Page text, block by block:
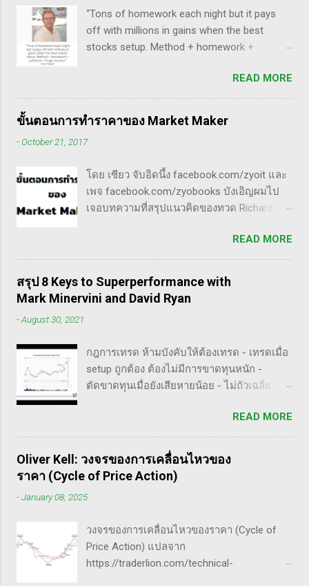
แถมพูดถึงเรื่อง swing trade ด้วย จึงอดสนใจไม่
ได้ครับ คลิปนี้นะ...
ตเวฟจะศักดิ์สิทธิ์เมื่อเอามาใช้ร่วมกับวอลุ่ม ใน
คลิปนี้เธอจัดเต็มเรื่องของ gap ซึ่งถือว่าครบ
เครื่องเอามากๆ ทฤษฎี gap ที่เกี่ยวข้องกับเวฟ มี
สัญญาณการเก็บหุ้นของเจ้ามือที่หวงของ เพราะ
เขาจะตบขึ้น/ลงเพื่อให้เม่าคายหุ้นคืน ยิ่งมีเยอะ
ยิ่งน่าสนใจ gap ประเภทนี้มักจะมีการลงมาปิด
ตบลง เป็นรูปแบบเวฟ complex ประเภท
double three Breakaway gap เป็นการกระโดด
ข้ามเวฟสอง...
“Tons of homework each night but it pays
off with millions in gains when the best
stocks setup. Method + homework +
แดน แซงเจอร์ บอกว่า.. “การทำการบ้านอย่าง
หนักทุกคืน จะให้ผลตอบแทนเป็นผลกำไร
มหาศาลเป็นล้านๆ เมื่อรวมวิธีการที่พิสูจน์ได้
ข้อมูลของหุ้นต่างๆ ทุกวัน ไม่ว่าจะเป็นการ
ติดตามข่าวสาร การวิเคราะห์ทางเทคนิคหรือ
ปัจจัยพื้นฐาน การสแกนหุ้นที่มีศักยภาพเป็นผู้
วิเคราะห์นี้จะช่วยให้คุณสามารถเข้าใจตลาด
และรู้จักจังหวะที่เหมาะสมในการเข้าเทรด . -
วิธีการที่พิสูจน์แล้วว่าทำเงินได้จริงและทำซ้ำได้
ตลอด (Method): การมีระบบหรือกลยุทธ์ที่
สามารถปรับใช้ได้เมื่อตลาดมีการเปลี่ยนแปลง .
- ความอดทน (Patience): การรอคอยและไม่รีบ
ร้อนถือเป็นคุณสมบัติที่สำคัญในนักเทรด ความ
อดทนช่วยให้คุณสามารถทนต่อความผันผวน
READ MORE
ขั้นตอนการทำราคาของ Market Maker
-October 21, 2017
โดย เซียว จับอิดนึ้ง facebook.com/zyoit และ
เพจ facebook.com/zyobooks บังเอิญผมไป
เจอบทความที่สรุปแนวคิดของทวด Richard D.
ผมเอง, ก็เลยอดตื่นใจไม่ได้กับข้อมูลที่เขาเขียน
ถึง " How Manipulators Operate " ซึีงผม
ตีความว่ามันน่าเป็น " ขั้นตอนการทำราคาของ
Market Maker " พอได้สแกนคร่าวๆแล้วก็รู้สึกว่า
น่าสนใจ เลยพยายามแปลให้ตัวเองรู้เรื่อง แม้ว่า
เอาเฉพาะเนื้อๆ ที่แม้อาจจะไม่เป๊ะตามใจความ
ที่เขาพยายามสื่อ แต่ก็น่าจะพอเห็นภาพได้ใน
ระดับหนึ่งครับ ใครที่ภาษาอังกฤษคล่องๆ ก็ไป
https://whatheheckaboom.wordpress.com/2
013/01/21/book-review-of-stock-market-
technique-number-one-by-richard-d-
wyckoff/ ขั้นตอนการทำราคาของ Market
ความกล้า - ถ้าต้องการทำให้ตลาดวิ่งขึ้น, เขาจะ
ทดสอบหุ้นนำตลาดที่มีความต้านทานน้อยสุด -
ที่ต้องเลือกตัวที่มีความต้าน...
READ MORE
สรุป 8 Keys to Superperformance with
Mark Minervini and David Ryan
-August 30, 2021
กฎการเทรด ห้ามบังคับให้ต้องเทรด - เทรดเมื่อ
setup ถูกต้อง ต้องไม่มีการขาดทุนหนัก -
ตัดขาดทุนเมื่อยังเสียหายน้อย - ไม่ถัวเฉลี่ย
เทรดของตนเอง และต้องตั้งกฏขึ้นมา - ต้องมี
วินัย ทำตามกฎ - ต้องอยู่ในขอบเขตความรู้/
สามารถในการแข่งขันตน - เทรดตาม setup ที่
คุ้นเคย - ห้ามถัวเฉลี่ยขาดทุน เป้าหมายของนัก
เทรดมืออาชีพ - ตัดขาดทุนให้เสียหายน้อยไว้
ก่อน - กินกำไรคำใหญ่(กว่าตัดขาดทุน) - ทบ
อยู่ในตลาดให้น้อยที่สุด 50% ของทั้งหมด
กุญแจ 4 ดอกเพื่อปั้นพอร์ตให้โตระเบิด ๑. จับ
จังหวะตลาด Price pattern ฐานราคา จะเกิดซ้ำ
READ MORE
Oliver Kell: วงจรของการเคลื่อนไหวของ
ราคา (Cycle of Price Action)
-January 08, 2025
วงจรของการเคลื่อนไหวของราคา (Cycle of
Price Action) แปลจาก
https://traderlion.com/technical-